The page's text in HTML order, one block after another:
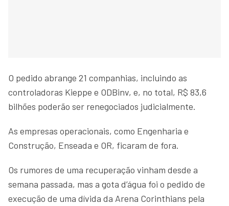
O pedido abrange 21 companhias, incluindo as
controladoras Kieppe e ODBinv, e, no total, R$ 83,6
bilhões poderão ser renegociados judicialmente.
As empresas operacionais, como Engenharia e
Construção, Enseada e OR, ficaram de fora.
Os rumores de uma recuperação vinham desde a
semana passada, mas a gota d’água foi o pedido de
execução de uma dívida da Arena Corinthians pela